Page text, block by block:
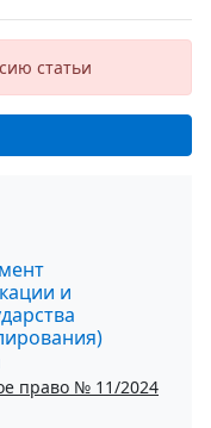
статьи
и
право № 11/2024